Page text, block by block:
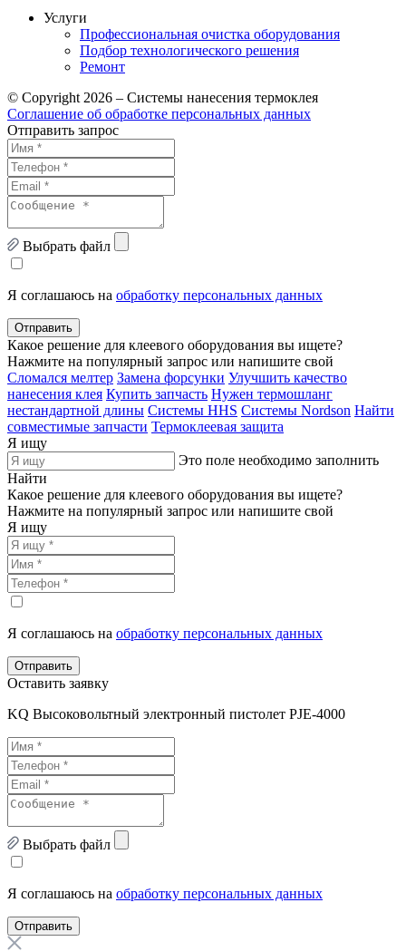
Услуги
Профессиональная очистка оборудования
Подбор технологического решения
Ремонт
© Copyright 2026 – Системы нанесения термоклея
Соглашение об обработке персональных данных
Отправить запрос
Выбрать файл
Я соглашаюсь на обработку персональных данных
Отправить
Какое решение для клеевого оборудования вы ищете?
Нажмите на популярный запрос или напишите свой
Сломался мелтер Замена форсунки Улучшить качество
нанесения клея Купить запчасть Нужен термошланг
нестандартной длины Системы HHS Системы Nordson Найти
совместимые запчасти Термоклеевая защита
Я ищу
Это поле необходимо заполнить
Найти
Какое решение для клеевого оборудования вы ищете?
Нажмите на популярный запрос или напишите свой
Я ищу
Я соглашаюсь на обработку персональных данных
Отправить
Оставить заявку
KQ Высоковольтный электронный пистолет PJE-4000
Выбрать файл
Я соглашаюсь на обработку персональных данных
Отправить